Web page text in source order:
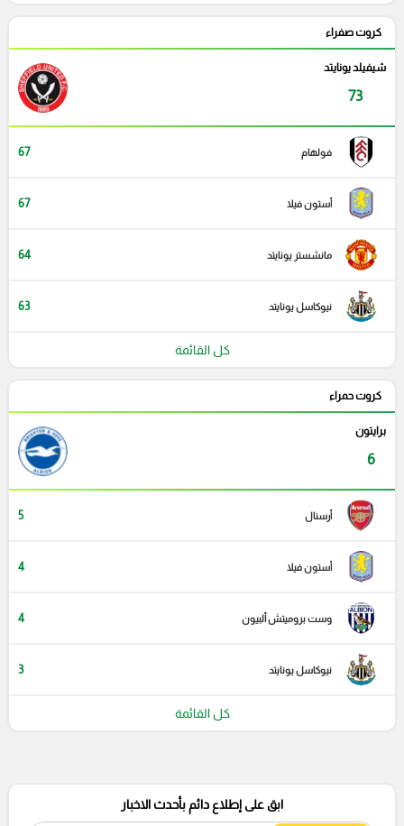
كروت صفراء
شيفيلد يونايتد
73
فولهام 67
أستون فيلا 67
مانشستر يونايتد 64
نيوكاسل يونايتد 63
كل القائمة
كروت حمراء
برايتون
6
أرسنال 5
أستون فيلا 4
وست بروميتش ألبيون 4
نيوكاسل يونايتد 3
كل القائمة
ابق على إطلاع دائم بأحدث الاخبار